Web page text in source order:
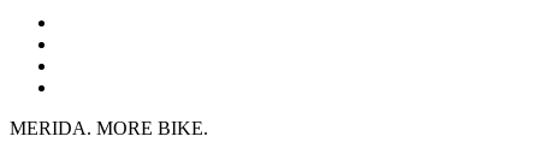
MERIDA. MORE BIKE.